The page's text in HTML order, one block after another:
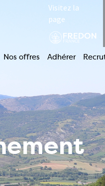
Visitez la
page
Nos offres Adhérer